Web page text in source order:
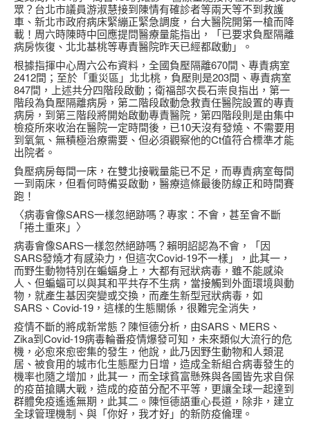
眾？台北市議員游淑慧接到陳情有確診者等兩天等不到救護
車、新北市政府病床緊繃正緊急調度，台大醫院開第一槍而降
載！周六時陳時中回應提問醫療量能指出，「已要求負壓隔離
病房恢復、北北基桃等專責醫院昨天已經都啟動」。
根據指揮中心周六公布資料，全國負壓隔離670間、專責病室
2412間；至於「重災區」北北桃，負壓則是203間、專責病室
847間，上述共分四階段啟動；衛福部次長石崇良指出，第一
階段為負壓隔離病房，第二階段啟動急救責任醫院設置的專責
病房，到第三階段將開始啟動專責醫院，第四階段則是由集中
檢疫所來收治在醫院一定時間後，已10天沒有發燒、不需要用
到氧氣、無積極治療需要、但必須觀察他的Ct值符合標準才能
出院者。
負壓病房每間一床，在雙北接戰量能已不足，而專責病室每間
一到兩床，但看何時備妥啟動，醫療這條最後防線正和時間賽
跑！
〈病毒會像SARS一樣忽絕跡嗎？專家：不會，甚至會不斷
「捲土重來」〉
病毒會像SARS一樣忽然絕跡嗎？賴明詔認為不會，「因
SARS發燒才有感染力，但這次Covid-19不一樣」，此其一，
而野生動物特別在蝙蝠身上，大都有冠狀病毒，雖不能感染
人、但蝙蝠可以與其和平共存不生病，當接觸到外面環境與動
物，就產生基因突變或交換，而產生新型冠狀病毒，如
SARS、Covid-19，這樣的生態關係，很難完全消失，
疫情不斷的將成新常態？陳恒德分析，由SARS、MERS、
Zika到Covid-19病毒輪番疫情爆發可知，未來類似大流行的危
機，必愈來愈密集的發生，他說，此乃因野生動物和人類混
居、被食用的城市化生態壓力日增，造成全新組合病毒發生的
機率也隨之增加，此其一，而全球貧富懸殊與各國皆先求自保
的疫苗搶購大戰，造成的疫苗分配不平等，更讓全球一起達到
群體免疫遙遙無期，此其二。陳恒德語重心長道，除非，建立
全球管理機制、與「你好，我才好」的新防疫倫理。